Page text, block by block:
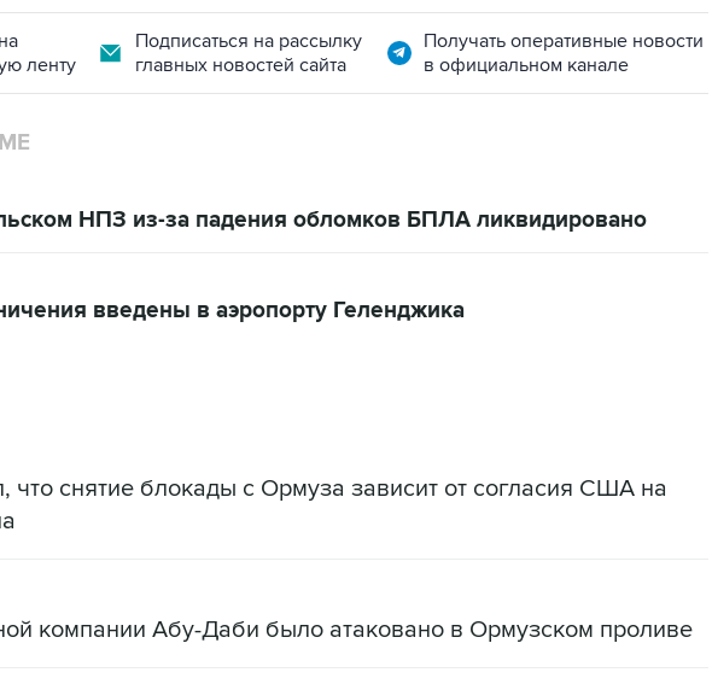
ленту
Подписаться на рассылку
главных новостей сайта
Получать оперативные новости
в официальном канале
НПЗ из-за падения обломков БПЛА ликвидировано
введены в аэропорту Геленджика
что снятие блокады с Ормуза зависит от согласия США на
компании Абу-Даби было атаковано в Ормузском проливе